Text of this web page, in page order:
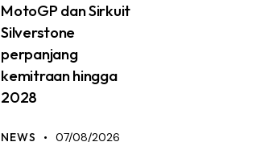
MotoGP dan Sirkuit
Silverstone
perpanjang
kemitraan hingga
2028
NEWS 07/08/2026